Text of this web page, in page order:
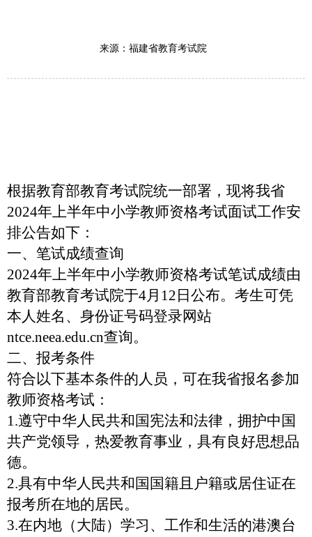
来源：福建省教育考试院
根据教育部教育考试院统一部署，现将我省
2024年上半年中小学教师资格考试面试工作安
排公告如下：
一、笔试成绩查询
2024年上半年中小学教师资格考试笔试成绩由
教育部教育考试院于4月 12 日公布。考生可凭
本人姓名、身份证号码登录网站
ntce.neea.edu.cn查询。
二、报考条件
符合以下基本条件的人员，可在我省报名参加
教师资格考试：
1.遵守中华人民共和国宪法和法律，拥护中国
共产党领导，热爱教育事业，具有良好思想品
德。
2.具有中华人民共和国国籍且户籍或居住证在
报考所在地的居民。
3.在内地（大陆）学习、工作和生活的港澳台